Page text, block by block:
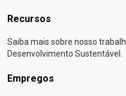
Recursos
Saiba mais sobre nosso
Desenvolvimento Sustentável.
Empregos